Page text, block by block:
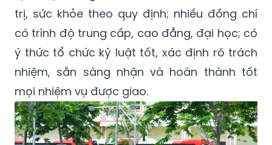
trị, sức khỏe theo quy định; nhiều đồng chí
có trình độ trung cấp, cao đẳng, đại học; có
ý thức tổ chức kỷ luật tốt, xác định rõ trách
nhiệm, sẵn sàng nhận và hoàn thành tốt
mọi nhiệm vụ được giao.